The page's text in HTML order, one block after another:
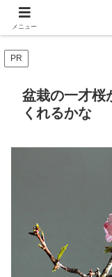
ショートカットとボブス
PR
盆栽の一才桜
くれるかな
メニュー